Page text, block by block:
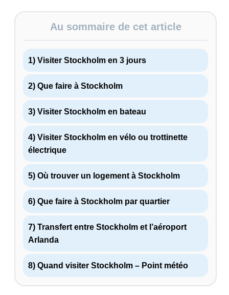
Au sommaire de cet article
1) Visiter Stockholm en 3 jours
2) Que faire à Stockholm
3) Visiter Stockholm en bateau
4) ​​Visiter Stockholm en vélo ou trottinette
électrique
5)​​​ ‍️​‍​​​Où trouver un logement à Stockholm
6) ️Que faire à Stockholm par quartier
7) ​Transfert entre Stockholm et l’aéroport
Arlanda
8) ​Quand visiter Stockholm – Point météo